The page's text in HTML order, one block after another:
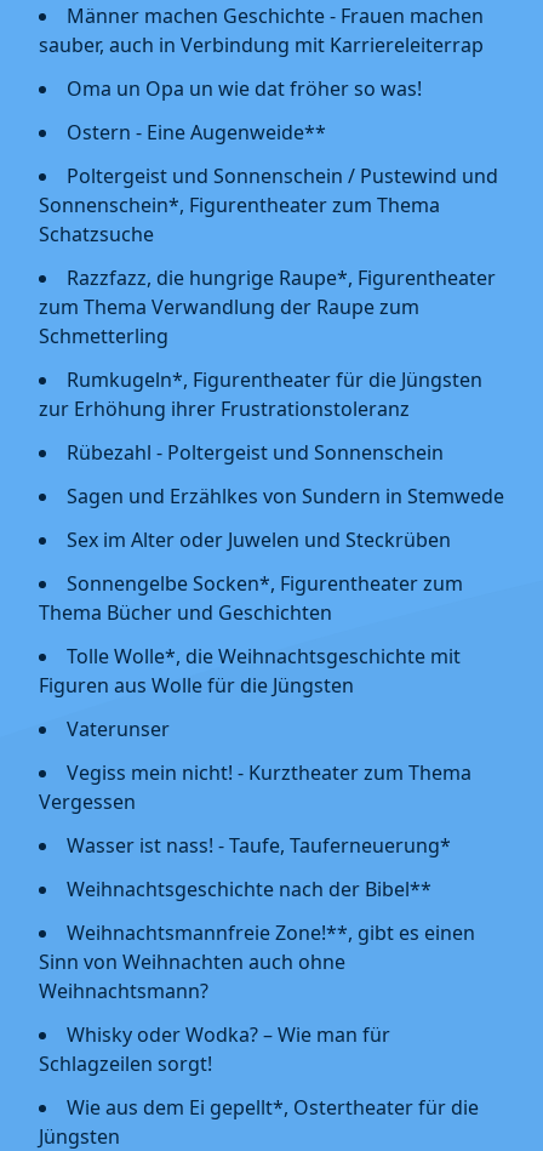
Männer machen Geschichte - Frauen machen
sauber, auch in Verbindung mit Karriereleiterrap
Oma un Opa un wie dat fröher so was!
Ostern - Eine Augenweide**
Poltergeist und Sonnenschein / Pustewind und
Sonnenschein*, Figurentheater zum Thema
Schatzsuche
Razzfazz, die hungrige Raupe*, Figurentheater
zum Thema Verwandlung der Raupe zum
Schmetterling
Rumkugeln*, Figurentheater für die Jüngsten
zur Erhöhung ihrer Frustrationstoleranz
Rübezahl - Poltergeist und Sonnenschein
Sagen und Erzählkes von Sundern in Stemwede
Sex im Alter oder Juwelen und Steckrüben
Sonnengelbe Socken*, Figurentheater zum
Thema Bücher und Geschichten
Tolle Wolle*, die Weihnachtsgeschichte mit
Figuren aus Wolle für die Jüngsten
Vaterunser
Vegiss mein nicht! - Kurztheater zum Thema
Vergessen
Wasser ist nass! - Taufe, Tauferneuerung*
Weihnachtsgeschichte nach der Bibel**
Weihnachtsmannfreie Zone!**, gibt es einen
Sinn von Weihnachten auch ohne
Weihnachtsmann?
Whisky oder Wodka? – Wie man für
Schlagzeilen sorgt!
Wie aus dem Ei gepellt*, Ostertheater für die
Jüngsten